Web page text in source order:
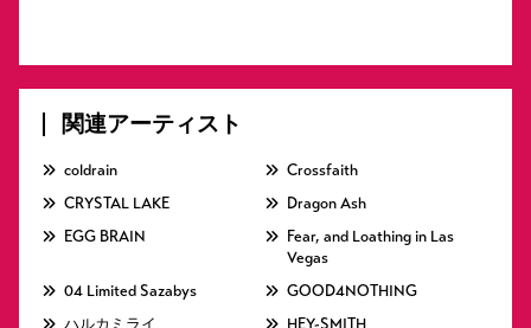
関連アーティスト
coldrain
Crossfaith
CRYSTAL LAKE
Dragon Ash
EGG BRAIN
Fear, and Loathing in Las
Vegas
04 Limited Sazabys
GOOD4NOTHING